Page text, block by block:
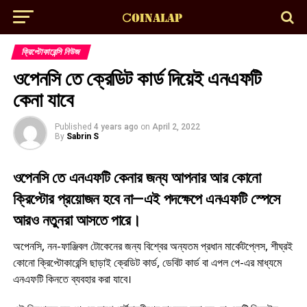
ক্রিপ্টোকারেন্সি নিউজ
ওপেনসি তে ক্রেডিট কার্ড দিয়েই এনএফটি
কেনা যাবে
Published 4 years ago on April 2, 2022
By Sabrin S
ওপেনসি তে এনএফটি কেনার জন্য আপনার আর কোনো
ক্রিপ্টোর প্রয়োজন হবে না—এই পদক্ষেপে এনএফটি স্পেসে
আরও নতুনরা আসতে পারে।
অপেনসি, নন-ফাঞ্জিবল টোকেনের জন্য বিশ্বের অন্যতম প্রধান মার্কেটপ্লেস, শীঘ্রই
কোনো ক্রিপ্টোকারেন্সি ছাড়াই ক্রেডিট কার্ড, ডেবিট কার্ড বা এপল পে-এর মাধ্যমে
এনএফটি কিনতে ব্যবহার করা যাবে।